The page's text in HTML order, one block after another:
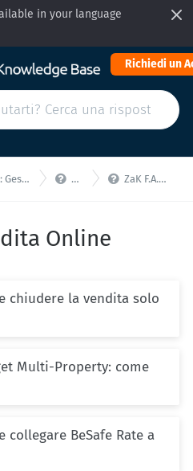
in your language
Richiedi un
interfaccia!  ZaK - F.A.Q.
 ZaK F.A.Q. - Vendita Online
Online
chiudere la vendita solo
Multi-Property: come
collegare BeSafe Rate a